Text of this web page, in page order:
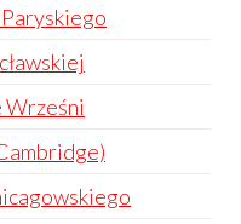
Wrześni